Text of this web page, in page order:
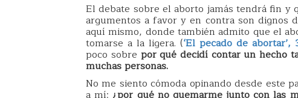
El debate sobre el aborto jamás tendrá fin y
argumentos a favor y en contra son dignos
aquí mismo, donde también admito que el
tomarse a la ligera. (‘El pecado de abortar’,
poco sobre por qué decidí contar un hecho
muchas personas.
No me siento cómoda opinando desde este